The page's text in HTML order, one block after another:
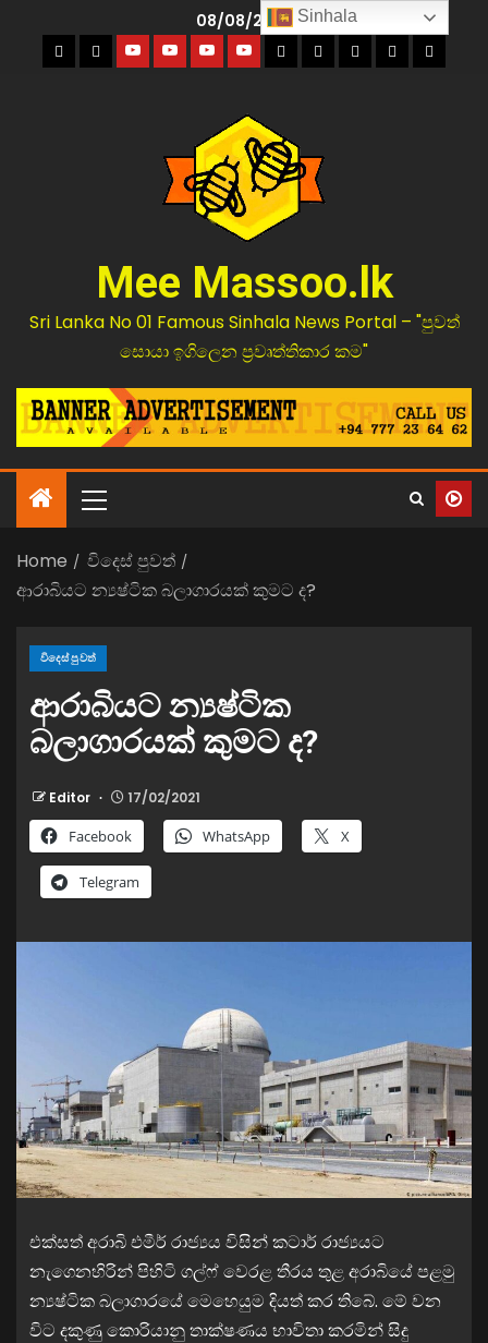
08/08/2026
Mee Massoo.lk
Sri Lanka No 01 Famous Sinhala News Portal – "පුවත්
සොයා ඉගිලෙන ප්‍රවෘත්තිකාර කම"
Home
විදෙස් පුවත්
ආරාබියට න්‍යෂ්ටික බලාගාරයක් කුමට ද?
විදෙස් පුවත්
ආරාබියට න්‍යෂ්ටික
බලාගාරයක් කුමට ද?
Editor 17/02/2021
Facebook WhatsApp X
Telegram
එක්සත් අරාබි එමීර් රාජ්‍යය විසින් කටාර් රාජ්‍යයට
නැගෙනහිරින් පිහිටි ගල්ෆ් වෙරළ තීරය තුළ අරාබියේ පළමු
න්‍යෂ්ටික බලාගාරයේ මෙහෙයුම දියත් කර තිබේ. මේ වන
විට දකුණු කොරියානු තාක්ෂණය භාවිතා කරමින් සිදු
Sinhala